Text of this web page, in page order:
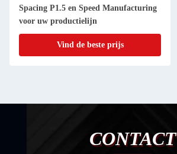
Spacing P1.5 en Speed Manufacturing
voor uw productielijn
Vind de beste prijs
CONTACT